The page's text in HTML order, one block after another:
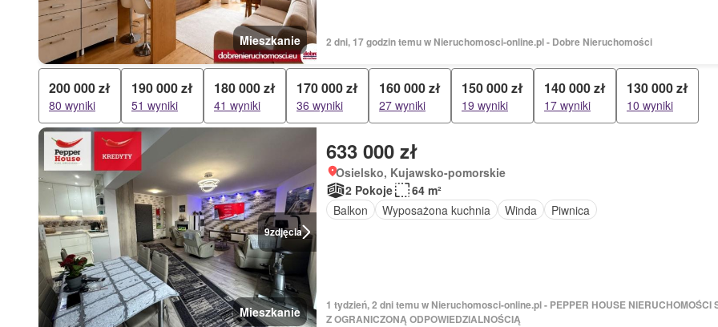
Mieszkanie 2 dni, 17 godzin temu w Nieruchomosci-online.pl - Dobre Nieruchomości
200 000 zł
80 wyniki
190 000 zł
51 wyniki
180 000 zł
41 wyniki
170 000 zł
36 wyniki
160 000 zł
27 wyniki
150 000 zł
19 wyniki
140 000 zł
17 wyniki
130 000 zł
10 wyniki
9zdjęcia
Mieszkanie
633 000 zł
Osielsko, Kujawsko-pomorskie
2 Pokoje
64 m²
Balkon
Wyposażona kuchnia Winda Piwnica
1 tydzień, 2 dni temu w Nieruchomosci-online.pl - PEPPER HOUSE NIERUCHOMOŚCI
Z OGRANICZONĄ ODPOWIEDZIALNOŚCIĄ